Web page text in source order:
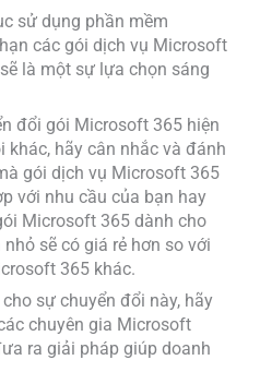
sử dụng phần mềm
các gói dịch vụ Microsoft
là một sự lựa chọn sáng
đổi gói Microsoft 365 hiện
khác, hãy cân nhắc và đánh
gói dịch vụ Microsoft 365
với nhu cầu của bạn hay
Microsoft 365 dành cho
sẽ có giá rẻ hơn so với
365 khác.
sự chuyển đổi này, hãy
chuyên gia Microsoft
ra giải pháp giúp doanh